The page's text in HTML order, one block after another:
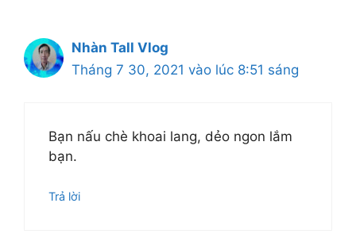
Nhàn Tall Vlog
Tháng 7 30, 2021 vào lúc 8:51 sáng
Bạn nấu chè khoai lang, dẻo ngon lắm
bạn.
Trả lời